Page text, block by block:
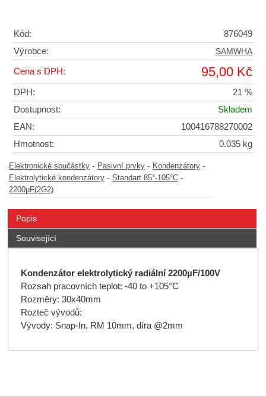
Kód:
876049
Výrobce:
SAMWHA
Cena s DPH: 95,00 Kč
DPH:
21 %
Dostupnost:
Skladem
EAN:
100416788270002
Hmotnost:
0.035 kg
Elektronické součástky - Pasivní prvky - Kondenzátory -
Elektrolytické kondenzátory - Standart 85°-105°C -
2200µF(2G2)
Popis
Související
Kondenzátor elektrolytický radiální 2200µF/100V
Rozsah pracovních teplot: -40 to +105°C
Rozměry: 30x40mm
Rozteč vývodů:
Vývody: Snap-In, RM 10mm, díra @2mm